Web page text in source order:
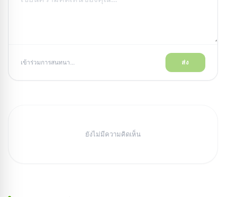
เข้าร่วมการสนทนา... ส่ง
ยังไม่มีความคิดเห็น